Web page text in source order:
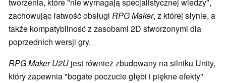
tworzenia, które "nie wymagają specjalistycznej wiedzy",
zachowując łatwość obsługi RPG Maker, z której słynie, a
także kompatybilność z zasobami 2D stworzonymi dla
poprzednich wersji gry.
RPG Maker U2U jest również zbudowany na silniku Unity,
który zapewnia "bogate poczucie głębi i piękne efekty"